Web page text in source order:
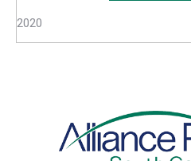
2020